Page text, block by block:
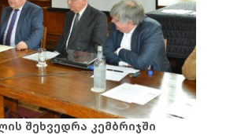
შეხვედრა კემბრიჯში